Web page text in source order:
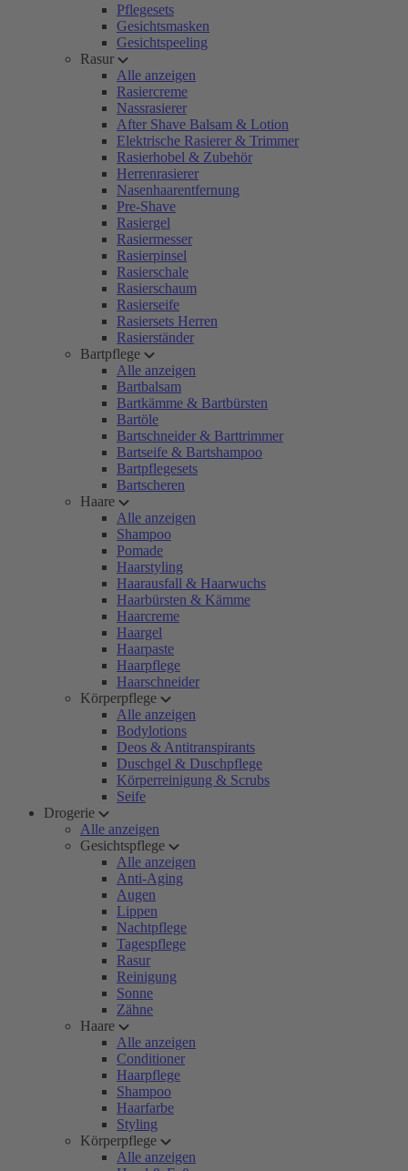
Pflegesets
Gesichtsmasken
Gesichtspeeling
Rasur
Alle anzeigen
Rasiercreme
Nassrasierer
After Shave Balsam & Lotion
Elektrische Rasierer & Trimmer
Rasierhobel & Zubehör
Herrenrasierer
Nasenhaarentfernung
Pre-Shave
Rasiergel
Rasiermesser
Rasierpinsel
Rasierschale
Rasierschaum
Rasierseife
Rasiersets Herren
Rasierständer
Bartpflege
Alle anzeigen
Bartbalsam
Bartkämme & Bartbürsten
Bartöle
Bartschneider & Barttrimmer
Bartseife & Bartshampoo
Bartpflegesets
Bartscheren
Haare
Alle anzeigen
Shampoo
Pomade
Haarstyling
Haarausfall & Haarwuchs
Haarbürsten & Kämme
Haarcreme
Haargel
Haarpaste
Haarpflege
Haarschneider
Körperpflege
Alle anzeigen
Bodylotions
Deos & Antitranspirants
Duschgel & Duschpflege
Körperreinigung & Scrubs
Seife
Drogerie
Alle anzeigen
Gesichtspflege
Alle anzeigen
Anti-Aging
Augen
Lippen
Nachtpflege
Tagespflege
Rasur
Reinigung
Sonne
Zähne
Haare
Alle anzeigen
Conditioner
Haarpflege
Shampoo
Haarfarbe
Styling
Körperpflege
Alle anzeigen